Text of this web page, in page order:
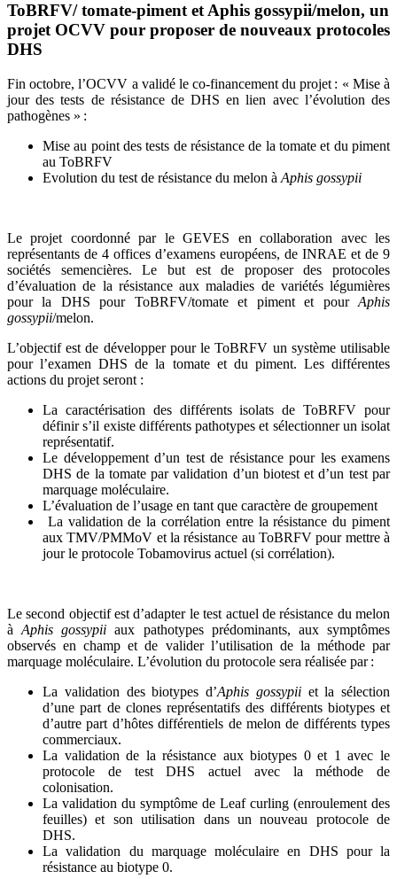
ToBRFV/ tomate-piment et Aphis gossypii/melon, un
projet OCVV pour proposer de nouveaux protocoles
DHS
Fin octobre, l’OCVV a validé le co-financement du projet : « Mise à
jour des tests de résistance de DHS en lien avec l’évolution des
pathogènes » :
Mise au point des tests de résistance de la tomate et du piment
au ToBRFV
Evolution du test de résistance du melon à Aphis gossypii
Le projet coordonné par le GEVES en collaboration avec les
représentants de 4 offices d’examens européens, de INRAE et de 9
sociétés semencières. Le but est de proposer des protocoles
d’évaluation de la résistance aux maladies de variétés légumières
pour la DHS pour ToBRFV/tomate et piment et pour Aphis
gossypii/melon.
L’objectif est de développer pour le ToBRFV un système utilisable
pour l’examen DHS de la tomate et du piment. Les différentes
actions du projet seront :
La caractérisation des différents isolats de ToBRFV pour
définir s’il existe différents pathotypes et sélectionner un isolat
représentatif.
Le développement d’un test de résistance pour les examens
DHS de la tomate par validation d’un biotest et d’un test par
marquage moléculaire.
L’évaluation de l’usage en tant que caractère de groupement
La validation de la corrélation entre la résistance du piment
aux TMV/PMMoV et la résistance au ToBRFV pour mettre à
jour le protocole Tobamovirus actuel (si corrélation).
Le second objectif est d’adapter le test actuel de résistance du melon
àAphis gossypii aux pathotypes prédominants, aux symptômes
observés en champ et de valider l’utilisation de la méthode par
marquage moléculaire. L’évolution du protocole sera réalisée par :
La validation des biotypes d’Aphis gossypii et la sélection
d’une part de clones représentatifs des différents biotypes et
d’autre part d’hôtes différentiels de melon de différents types
commerciaux.
La validation de la résistance aux biotypes 0 et 1 avec le
protocole de test DHS actuel avec la méthode de
colonisation.
La validation du symptôme de Leaf curling (enroulement des
feuilles) et son utilisation dans un nouveau protocole de
DHS.
La validation du marquage moléculaire en DHS pour la
résistance au biotype 0.